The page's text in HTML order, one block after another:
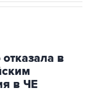
в
в ЧЕ